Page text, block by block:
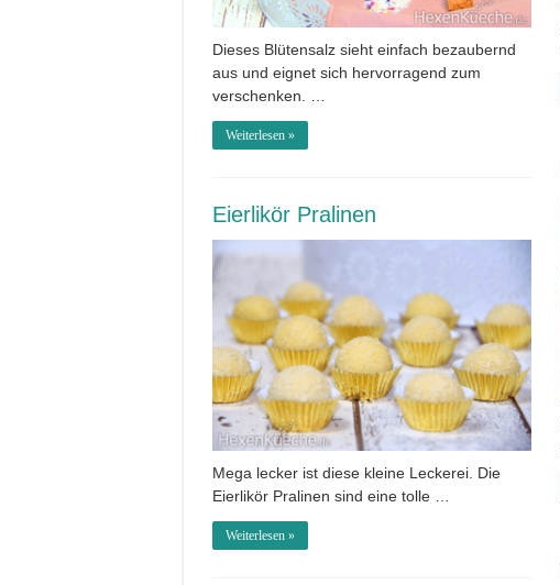
Dieses Blütensalz sieht einfach bezaubernd
aus und eignet sich hervorragend zum
verschenken. …
Weiterlesen »
Eierlikör Pralinen
Mega lecker ist diese kleine Leckerei. Die
Eierlikör Pralinen sind eine tolle …
Weiterlesen »